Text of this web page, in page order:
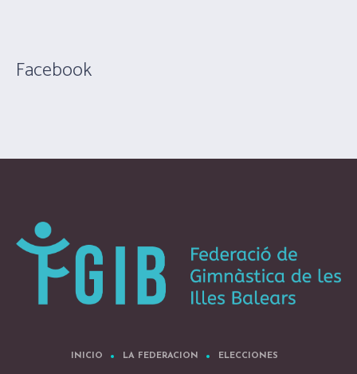
Facebook
INICIO LA FEDERACION ELECCIONES